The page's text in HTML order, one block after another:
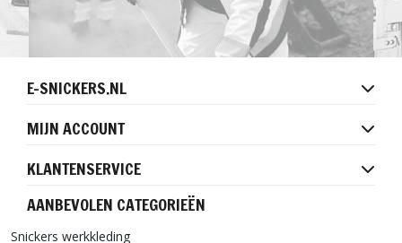
E-SNICKERS.NL
MIJN ACCOUNT
KLANTENSERVICE
AANBEVOLEN CATEGORIEËN
Snickers werkkleding